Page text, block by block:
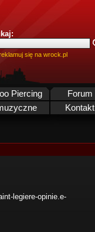
się na wrock.pl
Piercing
Forum
Kontakt
legiere-opinie.e-